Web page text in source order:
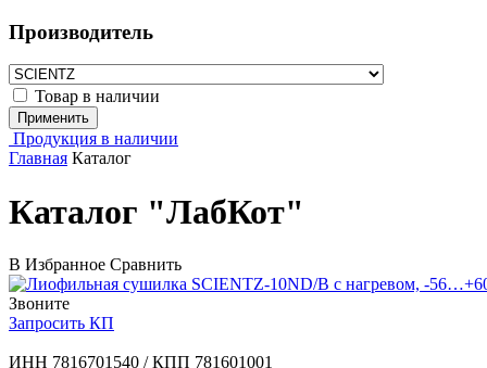
Производитель
Товар в наличии
Применить
Продукция в наличии
Главная Каталог
Каталог "ЛабКот"
В Избранное Сравнить
Звоните
Запросить КП
ИНН 7816701540 / КПП 781601001